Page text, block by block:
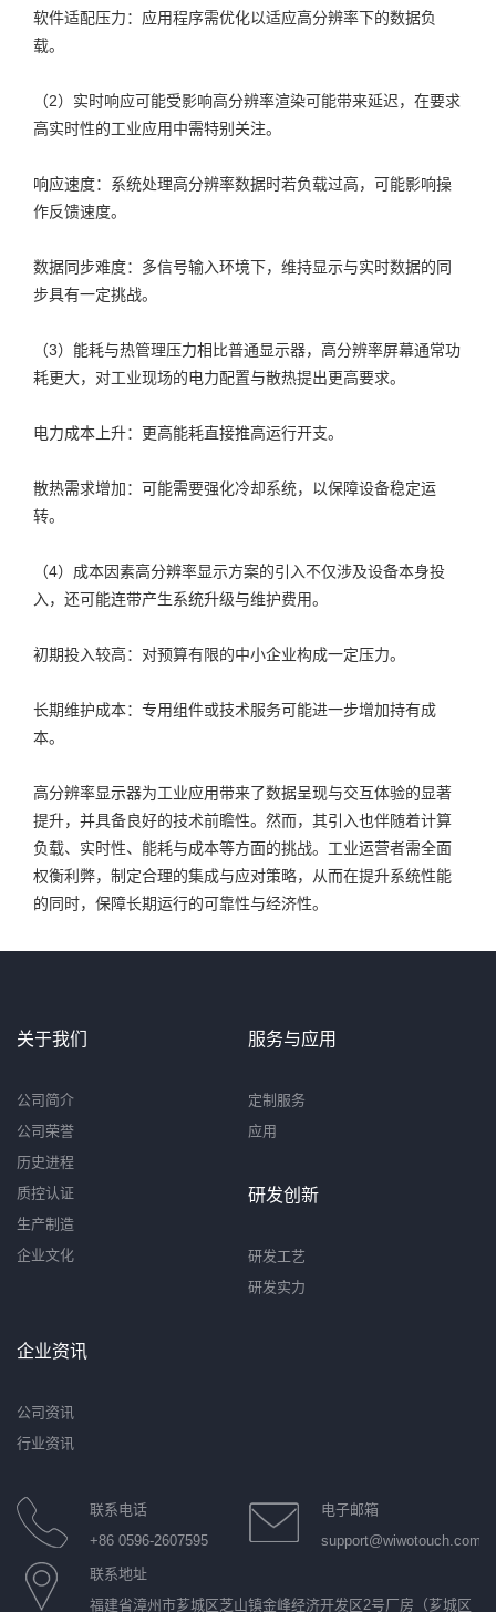
软件适配压力：应用程序需优化以适应高分辨率下的数据负
载。
（2）实时响应可能受影响高分辨率渲染可能带来延迟，在要求
高实时性的工业应用中需特别关注。
响应速度：系统处理高分辨率数据时若负载过高，可能影响操
作反馈速度。
数据同步难度：多信号输入环境下，维持显示与实时数据的同
步具有一定挑战。
（3）能耗与热管理压力相比普通显示器，高分辨率屏幕通常功
耗更大，对工业现场的电力配置与散热提出更高要求。
电力成本上升：更高能耗直接推高运行开支。
散热需求增加：可能需要强化冷却系统，以保障设备稳定运
转。
（4）成本因素高分辨率显示方案的引入不仅涉及设备本身投
入，还可能连带产生系统升级与维护费用。
初期投入较高：对预算有限的中小企业构成一定压力。
长期维护成本：专用组件或技术服务可能进一步增加持有成
本。
高分辨率显示器为工业应用带来了数据呈现与交互体验的显著
提升，并具备良好的技术前瞻性。然而，其引入也伴随着计算
负载、实时性、能耗与成本等方面的挑战。工业运营者需全面
权衡利弊，制定合理的集成与应对策略，从而在提升系统性能
的同时，保障长期运行的可靠性与经济性。
关于我们
公司简介
公司荣誉
历史进程
质控认证
生产制造
企业文化
服务与应用
定制服务
应用
研发创新
研发工艺
研发实力
企业资讯
公司资讯
行业资讯
联系电话
+86 0596-2607595
电子邮箱
support@wiwotouch.com
联系地址
福建省漳州市芗城区芝山镇金峰经济开发区2号厂房（芗城区